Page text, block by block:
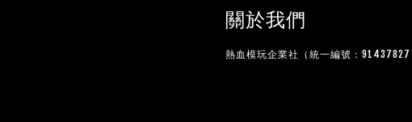
關於我們
熱血模玩企業社（統一編號：91437827